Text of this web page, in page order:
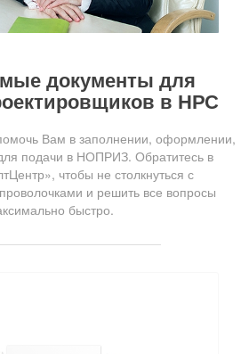
документы для
в НРС
Вам в заполнении, оформлении,
подачи в НОПРИЗ. Обратитесь в
чтобы не столкнуться с
и решить все вопросы
быстро.